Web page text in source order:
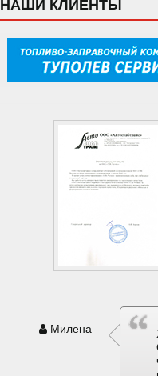
НАШИ КЛИЕНТЫ
Милена